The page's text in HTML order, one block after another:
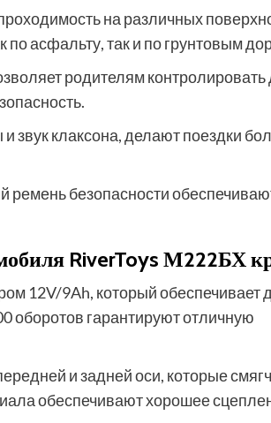
на различных
асфальту, так и по грунтовым
родителям
клаксона, делают поездки
ремень безопасности
RiverToys М222БХ
12V/9Ah, который обеспечивает
оборотов гарантируют отличную
и задней оси, которые
обеспечивают хорошее